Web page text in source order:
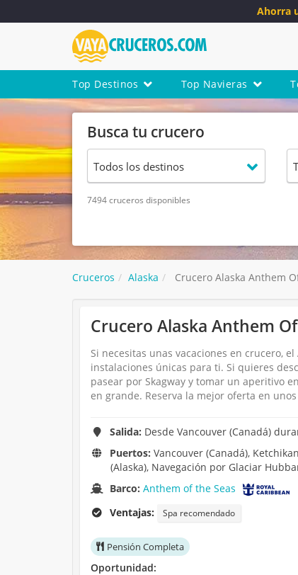
Ahorra
Top Destinos Top Navieras
Busca tu crucero
7494 cruceros disponibles
Cruceros Alaska Crucero Alaska Anthem
Crucero Alaska Anthem
Si necesitas unas vacaciones en crucero,
instalaciones únicas para ti. Si quieres
pasear por Skagway y tomar un aperitivo
en grande. Reserva la mejor oferta en
Salida: Desde Vancouver (Canadá)
Puertos: Vancouver (Canadá),
(Alaska), Navegación por Glaciar
Barco:Anthem of the Seas
Ventajas:
Spa recomendado
Pensión Completa
Oportunidad: